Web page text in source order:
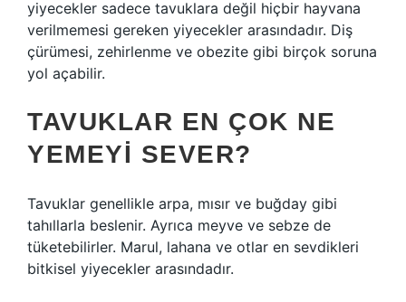
yiyecekler sadece tavuklara değil hiçbir hayvana
verilmemesi gereken yiyecekler arasındadır. Diş
çürümesi, zehirlenme ve obezite gibi birçok soruna
yol açabilir.
TAVUKLAR EN ÇOK NE
YEMEYI SEVER?
Tavuklar genellikle arpa, mısır ve buğday gibi
tahıllarla beslenir. Ayrıca meyve ve sebze de
tüketebilirler. Marul, lahana ve otlar en sevdikleri
bitkisel yiyecekler arasındadır.